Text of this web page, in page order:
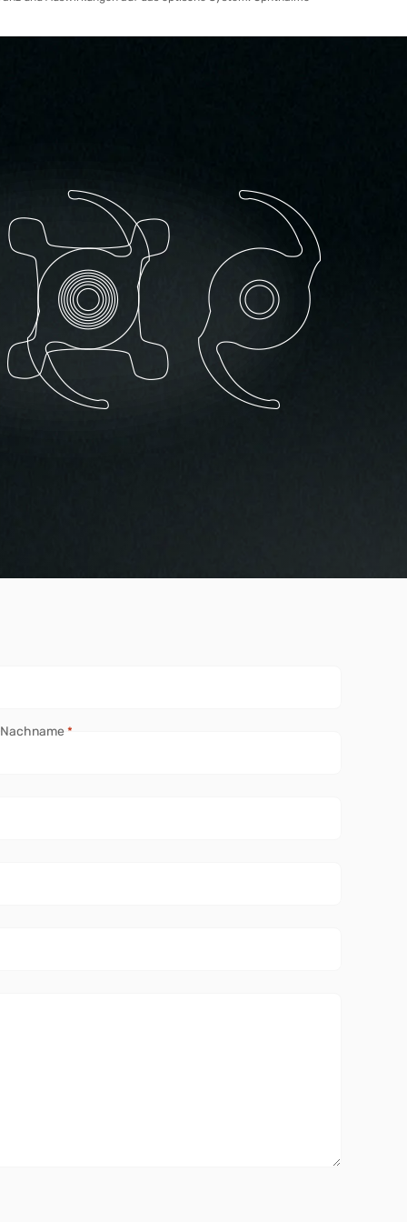
Nachname *